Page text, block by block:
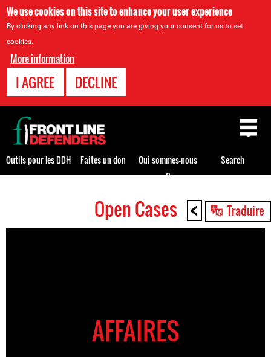
We use cookies on this site to enhance your user experience
By clicking any link on this page you are giving your consent for us to set
cookies.
More information
I AGREE DECLINE
< Traduire
Open Cases
AFFAIRES
Back
to
top
Outils pour les DDH Faites un don
Qui sommes-nous
?
Search